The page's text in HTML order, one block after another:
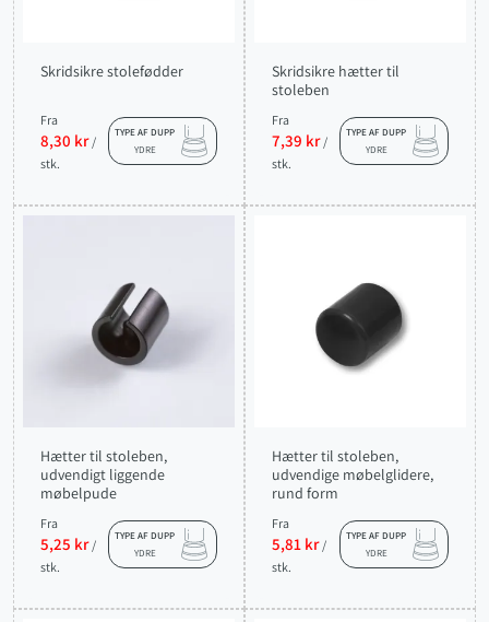
Skridsikre stolefødder
Fra
8,30 kr /
stk.
TYPE AF DUPP
YDRE
Skridsikre hætter til
stoleben
Fra
7,39 kr /
stk.
TYPE AF DUPP
YDRE
Hætter til stoleben,
udvendigt liggende
møbelpude
Fra
5,25 kr /
stk.
TYPE AF DUPP
YDRE
Hætter til stoleben,
udvendige møbelglidere,
rund form
Fra
5,81 kr /
stk.
TYPE AF DUPP
YDRE